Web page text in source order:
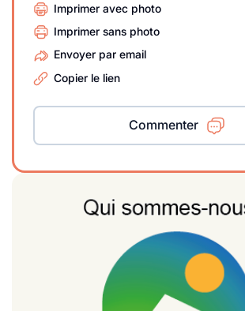
Imprimer avec photo
Imprimer sans photo
Envoyer par email
Copier le lien
Commenter